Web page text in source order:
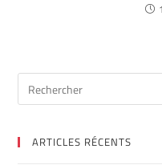
ARTICLES RÉCENTS